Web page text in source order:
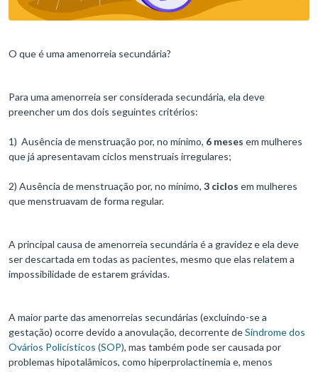
O que é uma amenorreia secundária?
Para uma amenorreia ser considerada secundária, ela deve
preencher um dos dois seguintes critérios:
1) Ausência de menstruação por, no mínimo, 6 meses em mulheres
que já apresentavam ciclos menstruais irregulares;
2) Ausência de menstruação por, no mínimo, 3 ciclos em mulheres
que menstruavam de forma regular.
A principal causa de amenorreia secundária é a gravidez e ela deve
ser descartada em todas as pacientes, mesmo que elas relatem a
impossibilidade de estarem grávidas.
A maior parte das amenorreias secundárias (excluindo-se a
gestação) ocorre devido a anovulação, decorrente deSíndrome dos
Ovários Policísticos (SOP), mas também pode ser causada por
problemas hipotalâmicos, como hiperprolactinemia e, menos